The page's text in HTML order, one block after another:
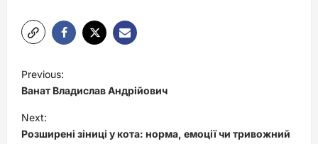
P
o
s
t
Previous:
Ванат Владислав Андрійович
Next:
Розширені зіниці у кота: норма, емоції чи тривожний